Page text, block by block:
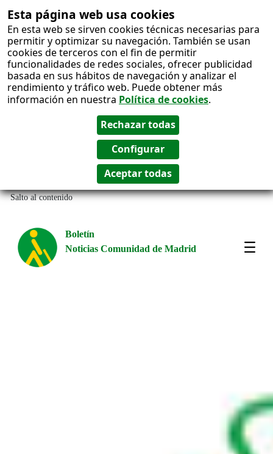
Esta página web usa cookies
En esta web se sirven cookies técnicas necesarias para
permitir y optimizar su navegación. También se usan
cookies de terceros con el fin de permitir
funcionalidades de redes sociales, ofrecer publicidad
basada en sus hábitos de navegación y analizar el
rendimiento y tráfico web. Puede obtener más
información en nuestra Política de cookies.
Salto al contenido
Boletín
Noticias Comunidad de Madrid